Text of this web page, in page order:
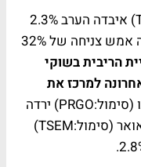
בגזרת הישראליות, טבע (סימול:TEVA) איבדה הערב 2.3%
והמשיכה לרכז עניין לאחר שהשלימה אמש צניחה של 32%
הריבית בשוקי
למרכז את
פריגו (סימול:PRGO) ירדה
2.5% לאחר שנפלה אמש ב-2.9%. טאואר (סימול:TSEM)